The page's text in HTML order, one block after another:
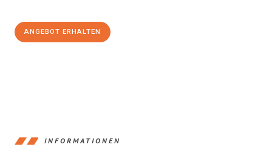
ANGEBOT ERHALTEN
INFORMATIONEN